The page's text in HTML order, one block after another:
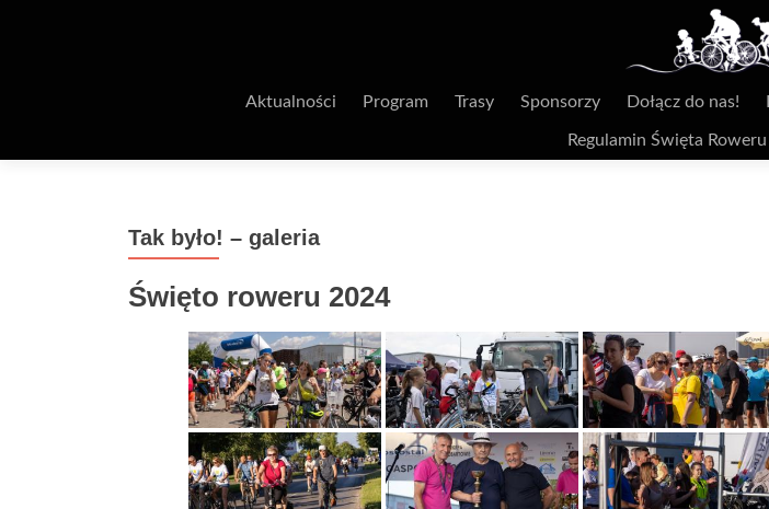
Aktualności Program Trasy Sponsorzy Dołącz do nas!
Regulamin Święta Roweru
Tak było! – galeria
Święto roweru 2024